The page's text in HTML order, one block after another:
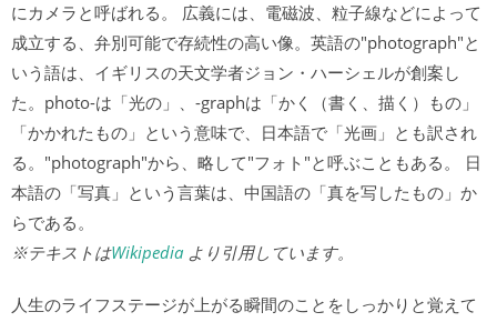
にカメラと呼ばれる。 広義には、電磁波、粒子線などによって
成立する、弁別可能で存続性の高い像。英語の"photograph"と
いう語は、イギリスの天文学者ジョン・ハーシェルが創案し
た。photo-は「光の」、-graphは「かく（書く、描く）もの」
「かかれたもの」という意味で、日本語で「光画」とも訳され
る。"photograph"から、略して"フォト"と呼ぶこともある。 日
本語の「写真」という言葉は、中国語の「真を写したもの」か
らである。
※テキストはWikipedia より引用しています。
人生のライフステージが上がる瞬間のことをしっかりと覚えて